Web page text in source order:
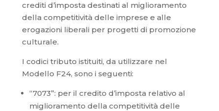
crediti d’imposta destinati al miglioramento
della competitività delle imprese e alle
erogazioni liberali per progetti di promozione
culturale.
I codici tributo istituiti, da utilizzare nel
Modello F24, sono i seguenti:
“7073”: per il credito d’imposta relativo al
miglioramento della competitività delle